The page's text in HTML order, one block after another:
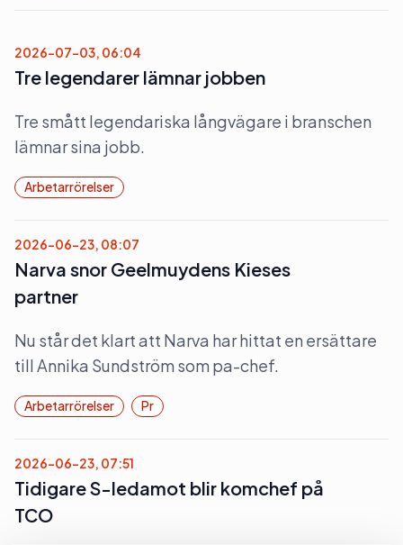
2026-07-03, 06:04
Tre legendarer lämnar jobben
Tre smått legendariska långvägare i branschen
lämnar sina jobb.
Arbetarrörelser
2026-06-23, 08:07
Narva snor Geelmuydens Kieses
partner
Nu står det klart att Narva har hittat en ersättare
till Annika Sundström som pa-chef.
Arbetarrörelser Pr
2026-06-23, 07:51
Tidigare S-ledamot blir komchef på
TCO